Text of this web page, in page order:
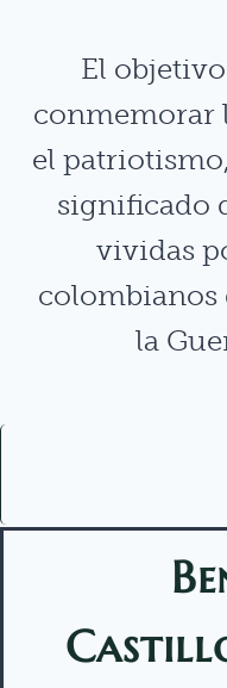
El
conmemorar
el
significado
vividas
colombianos
la